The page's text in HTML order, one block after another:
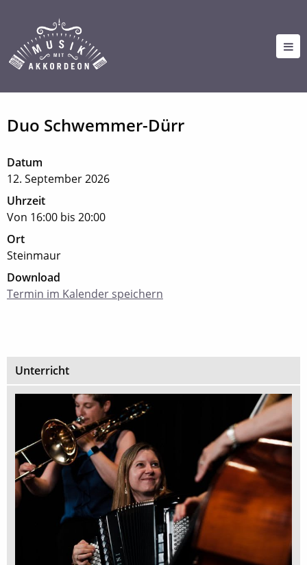
Unterricht
Duo Schwemmer-Dürr
Datum
12. September 2026
Uhrzeit
Von 16:00 bis 20:00
Ort
Steinmaur
Download
Termin im Kalender speichern